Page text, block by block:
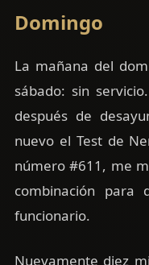
Domingo
La mañana del
sábado: sin
después de
nuevo el Test de
número #611, me
combinación
funcionario.
Nuevamente diez